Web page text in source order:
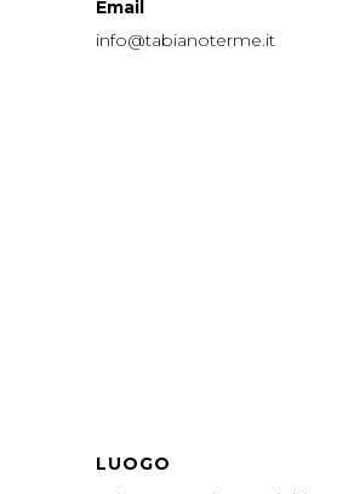
Email
info@tabianoterme.it
LUOGO